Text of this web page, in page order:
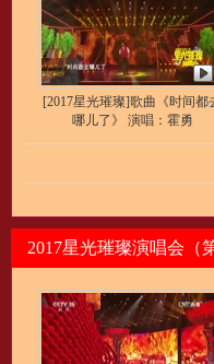
[2017星光璀璨]歌曲《时间都
哪儿了》 演唱：霍勇
2017星光璀璨演唱会（